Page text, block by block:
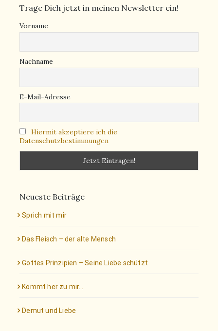
Trage Dich jetzt in meinen Newsletter ein!
Vorname
Nachname
E-Mail-Adresse
Hiermit akzeptiere ich die
Datenschutzbestimmungen
Neueste Beiträge
Sprich mit mir
Das Fleisch – der alte Mensch
Gottes Prinzipien – Seine Liebe schützt
Kommt her zu mir…
Demut und Liebe